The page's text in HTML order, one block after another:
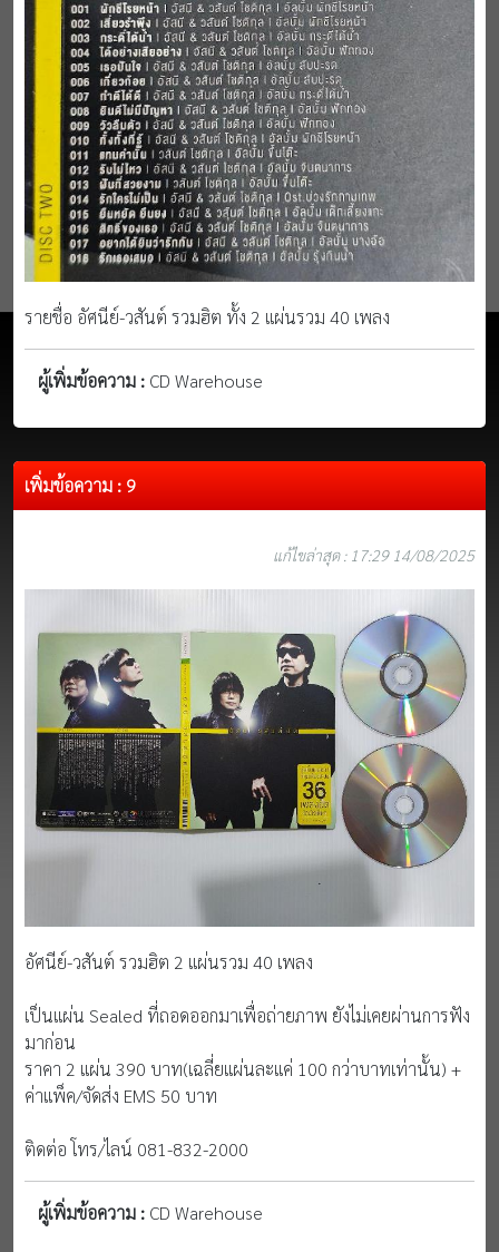
รายชื่อ อัศนีย์-วสันต์ รวมฮิต ทั้ง 2 แผ่นรวม 40 เพลง
ผู้เพิ่มข้อความ : CD Warehouse
เพิ่มข้อความ : 9
แก้ไขล่าสุด : 17:29 14/08/2025
อัศนีย์-วสันต์ รวมฮิต 2 แผ่นรวม 40 เพลง
เป็นแผ่น Sealed ที่ถอดออกมาเพื่อถ่ายภาพ ยังไม่เคยผ่านการฟัง
มาก่อน
ราคา 2 แผ่น 390 บาท(เฉลี่ยแผ่นละแค่ 100 กว่าบาทเท่านั้น) +
ค่าแพ็ค/จัดส่ง EMS 50 บาท
ติดต่อ โทร/ไลน์ 081-832-2000
ผู้เพิ่มข้อความ : CD Warehouse